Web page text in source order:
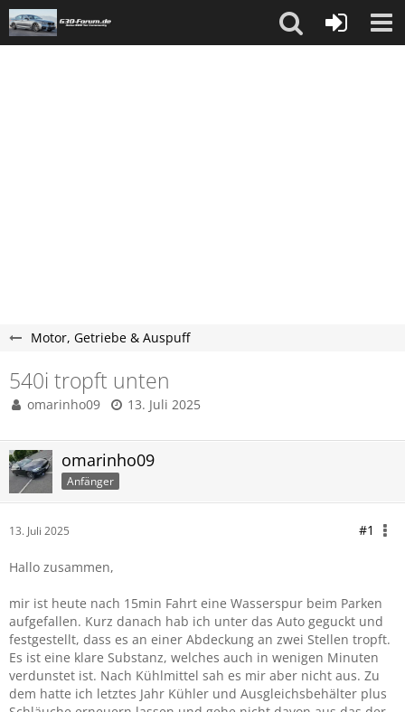
Motor, Getriebe & Auspuff
540i tropft unten
omarinho09 13. Juli 2025
omarinho09
Anfänger
13. Juli 2025 #1
Hallo zusammen,
mir ist heute nach 15min Fahrt eine Wasserspur beim Parken
aufgefallen. Kurz danach hab ich unter das Auto geguckt und
festgestellt, dass es an einer Abdeckung an zwei Stellen tropft.
Es ist eine klare Substanz, welches auch in wenigen Minuten
verdunstet ist. Nach Kühlmittel sah es mir aber nicht aus. Zu
dem hatte ich letztes Jahr Kühler und Ausgleichsbehälter plus